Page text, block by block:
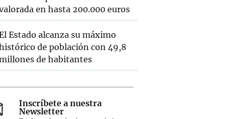
en hasta 200.000 euros
Estado alcanza su máximo
de población con 49,8
de habitantes
Inscríbete a nuestra
Newsletter